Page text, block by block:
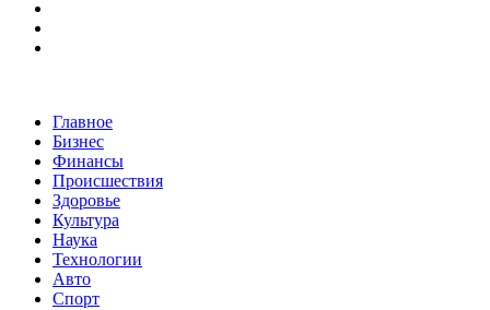
Главное
Бизнес
Финансы
Происшествия
Здоровье
Культура
Наука
Технологии
Авто
Спорт